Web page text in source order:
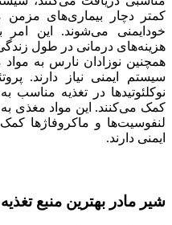
کمتر دچار بیماری‌های مزمن
خودایمنی می‌شوند. این
هزینه‌های درمانی در طول
همچنین نوزادان نارس به
سیستم ایمنی نیاز دارند.
نوکلئوتیدها در تغذیه
کمک می‌کنند. این مواد مغذی به
لنفوسیت‌ها و ماکروفاژها
ایمنی دارند.
شیر مادر بهترین منبع